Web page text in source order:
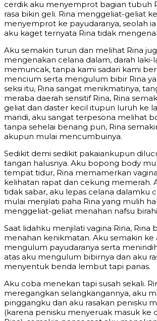
cerdik aku menyemprot bagian tubuh
rasa bikin geli. Rina menggeliat-geliat
menyemprot ke payudaranya, seolah
aku kaget ternyata Rina tidak
Aku semakin turun dan melihat Rina
mengenakan celana dalam, darah laki-
memuncak, tanpa kami sadari kami
mencium serta mengulum bibir Rina
seksi itu, Rina sangat menikmatinya,
meraba daerah sensitif Rina, Rina
geliat dan daster kecil itupun luruh ke
mandi, aku sangat terpesona melihat
tanpa sehelai benang pun, Rina
akupun mulai mencumbuinya.
Sedikit demi sedikit pakaiankupun
tangan halusnya. Aku bopong body
tempat tidur, Rina memamerkan
kelihatan rapat dan cekung memerah.
tidak sabar, aku lepas celana dalamku
mulai menjilati paha Rina yang mulih
menggeliat-geliat menahan nafsu
Saat lidahku menjilati vagina Rina, Rina
menahan kenikmatan. Aku semakin ke
mengulum payudaranya serta
atas aku mengulum bibirnya dan aku
menyentuk benda lembut tapi panas.
Aku coba menekan tapi susah sekali.
meregangkan selangkangannya, aku
pinggangku dan aku rasakan penisku
(karena penisku menyeruak masuk ke